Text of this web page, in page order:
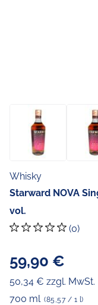
Whisky
Starward NOVA
vol.
(0)
59,90 €
50,34 € zzgl. MwSt.
700 ml (85,57 / 1 l)